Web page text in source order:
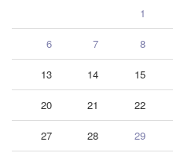
1
6 7 8
13 14 15
20 21 22
27 28 29